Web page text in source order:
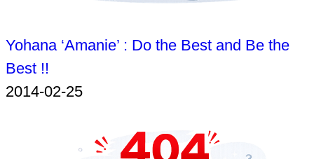
Yohana ‘Amanie’ : Do the Best and Be the
Best !!
2014-02-25